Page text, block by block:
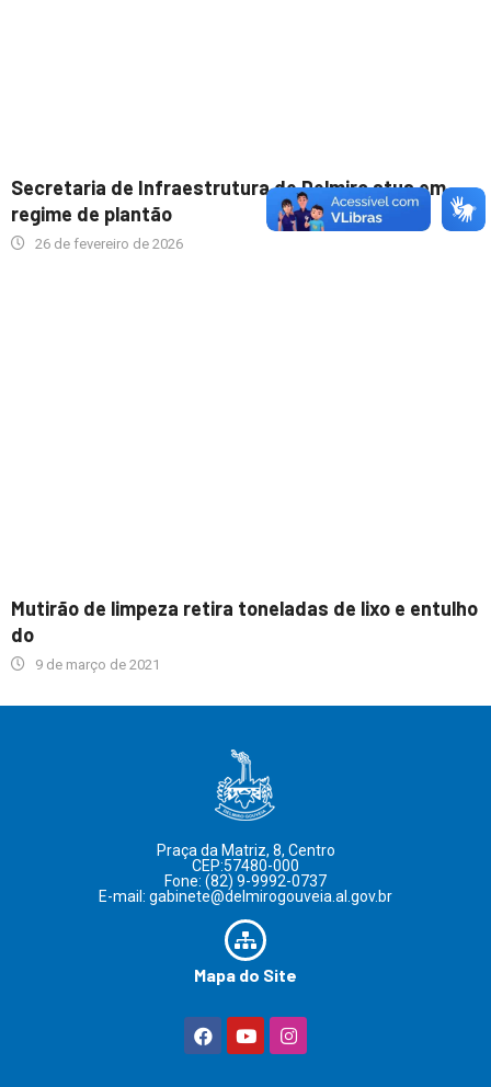
Secretaria de Infraestrutura de Delmiro atua em
regime de plantão
26 de fevereiro de 2026
Mutirão de limpeza retira toneladas de lixo e entulho
do
9 de março de 2021
Praça da Matriz, 8, Centro
CEP:57480-000
Fone: (82) 9-9992-0737
E-mail: gabinete@delmirogouveia.al.gov.br
Mapa do Site